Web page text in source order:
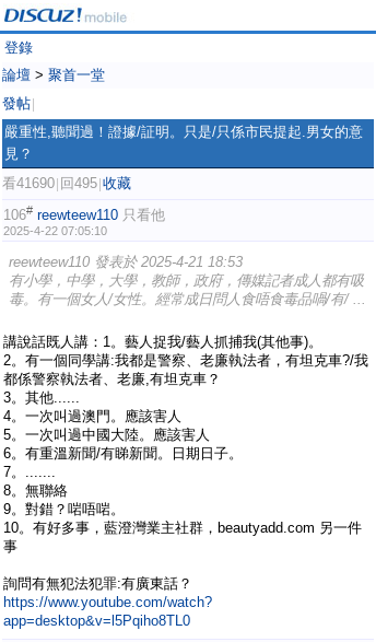
登錄
論壇 > 聚首一堂
發帖
嚴重性,聽聞過！證據/証明。只是/只係市民提起.男女的意
見？
看41690 回495 收藏
106# reewteew110 只看他
2025-4-22 07:05:10
reewteew110 發表於 2025-4-21 18:53
有小學，中學，大學，教師，政府，傳媒記者成人都有吸
毒。有一個女人/女性。經常成日問人食唔食毒品喎/有/ ...
講說話既人講：1。藝人捉我/藝人抓捕我(其他事)。
2。有一個同學講:我都是警察、老廉執法者，有坦克車?/我
都係警察執法者、老廉,有坦克車？
3。其他......
4。一次叫過澳門。應該害人
5。一次叫過中國大陸。應該害人
6。有重溫新聞/有睇新聞。日期日子。
7。.......
8。無聯絡
9。對錯？啱唔啱。
10。有好多事，藍澄灣業主社群，beautyadd.com 另一件
事
詢問有無犯法犯罪:有廣東話？
https://www.youtube.com/watch?
app=desktop&v=l5Pqiho8TL0